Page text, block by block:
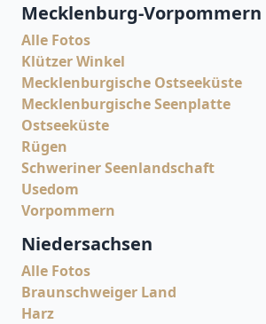
Mecklenburg-Vorpommern
Alle Fotos
Klützer Winkel
Mecklenburgische Ostseeküste
Mecklenburgische Seenplatte
Ostseeküste
Rügen
Schweriner Seenlandschaft
Usedom
Vorpommern
Niedersachsen
Alle Fotos
Braunschweiger Land
Harz